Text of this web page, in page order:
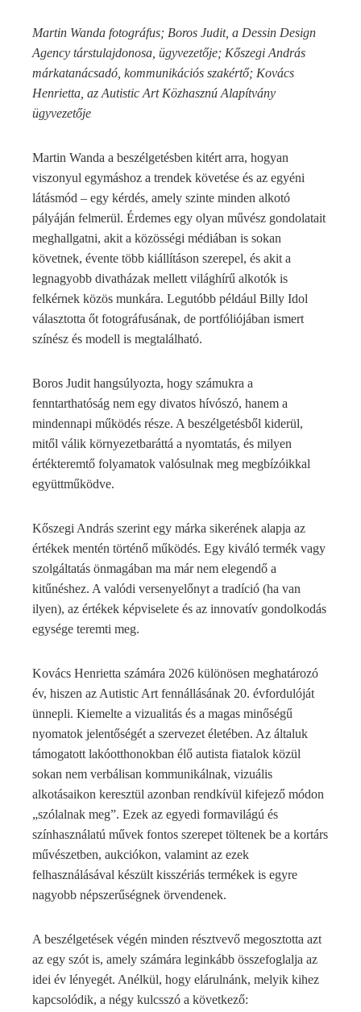
Martin Wanda fotográfus; Boros Judit, a Dessin Design
Agency társtulajdonosa, ügyvezetője; Kőszegi András
márkatanácsadó, kommunikációs szakértő; Kovács
Henrietta, az Autistic Art Közhasznú Alapítvány
ügyvezetője
Martin Wanda a beszélgetésben kitért arra, hogyan
viszonyul egymáshoz a trendek követése és az egyéni
látásmód – egy kérdés, amely szinte minden alkotó
pályáján felmerül. Érdemes egy olyan művész gondolatait
meghallgatni, akit a közösségi médiában is sokan
követnek, évente több kiállításon szerepel, és akit a
legnagyobb divatházak mellett világhírű alkotók is
felkérnek közös munkára. Legutóbb például Billy Idol
választotta őt fotográfusának, de portfóliójában ismert
színész és modell is megtalálható.
Boros Judit hangsúlyozta, hogy számukra a
fenntarthatóság nem egy divatos hívószó, hanem a
mindennapi működés része. A beszélgetésből kiderül,
mitől válik környezetbaráttá a nyomtatás, és milyen
értékteremtő folyamatok valósulnak meg megbízóikkal
együttműködve.
Kőszegi András szerint egy márka sikerének alapja az
értékek mentén történő működés. Egy kiváló termék vagy
szolgáltatás önmagában ma már nem elegendő a
kitűnéshez. A valódi versenyelőnyt a tradíció (ha van
ilyen), az értékek képviselete és az innovatív gondolkodás
egysége teremti meg.
Kovács Henrietta számára 2026 különösen meghatározó
év, hiszen az Autistic Art fennállásának 20. évfordulóját
ünnepli. Kiemelte a vizualitás és a magas minőségű
nyomatok jelentőségét a szervezet életében. Az általuk
támogatott lakóotthonokban élő autista fiatalok közül
sokan nem verbálisan kommunikálnak, vizuális
alkotásaikon keresztül azonban rendkívül kifejező módon
„szólalnak meg”. Ezek az egyedi formavilágú és
színhasználatú művek fontos szerepet töltenek be a kortárs
művészetben, aukciókon, valamint az ezek
felhasználásával készült kisszériás termékek is egyre
nagyobb népszerűségnek örvendenek.
A beszélgetések végén minden résztvevő megosztotta azt
az egy szót is, amely számára leginkább összefoglalja az
idei év lényegét. Anélkül, hogy elárulnánk, melyik kihez
kapcsolódik, a négy kulcsszó a következő: